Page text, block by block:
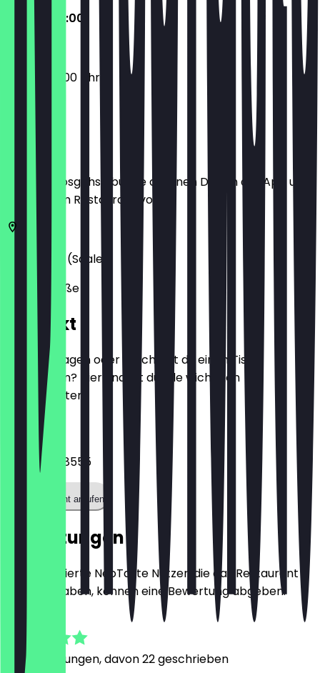
09:00 - 22:00
09:00 - 22:00 Uhr
Bevor du losgehst, buche dir einen Deal in der App und
zeige ihn im Restaurant vor.
Halle (Saale)
Messestraße 2
Kontakt
Hast du Fragen oder möchtest du einen Tisch
reservieren? Hier findest du alle wichtigen
Kontaktdaten.
Telefon
034568878555
Restaurant anrufen
Bewertungen
Nur registrierte NeoTaste Nutzer, die das Restaurant
besucht haben, können eine Bewertung abgeben.
Bewertungen, davon 22 geschrieben